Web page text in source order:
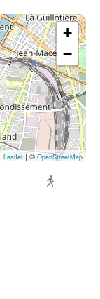
+
−
Leaflet | ©OpenStreetMap